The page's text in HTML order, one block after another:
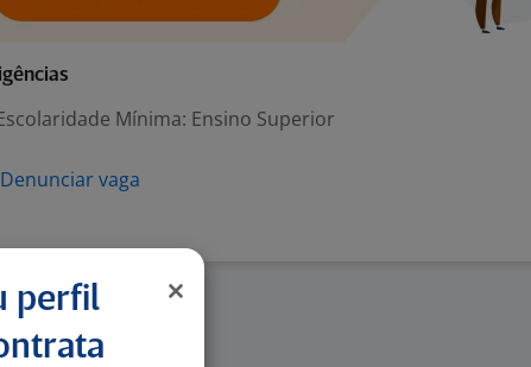
Mínima: Ensino Superior
Denunciar vaga
perfil